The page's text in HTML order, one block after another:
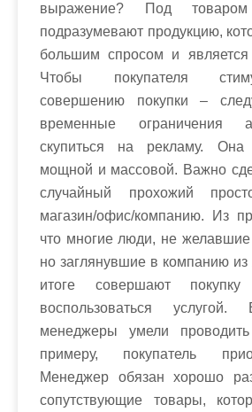
выражение? Под товаром
подразумевают продукцию,
большим спросом и
Чтобы покупателя
совершению покупки –
временные ограничения
скупиться на рекламу.
мощной и массовой. Важно
случайный прохожий
магазин/офис/компанию. Из
что многие люди, не желавшие
но заглянувшие в компанию
итоге совершают
воспользоваться
менеджеры умели
примеру, покупатель
Менеджер обязан хорошо
сопутствующие товары,